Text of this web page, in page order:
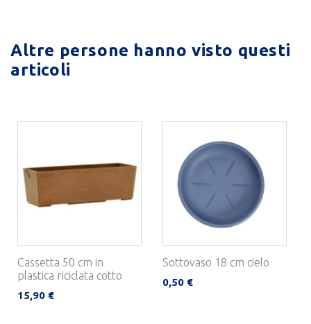
Altre persone hanno visto questi
articoli
Cassetta 50 cm in
plastica riciclata cotto
15,90 €
Sottovaso 18 cm cielo
0,50 €